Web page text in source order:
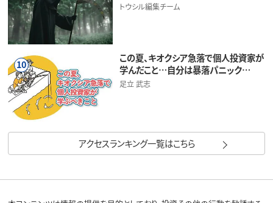
トウシル編集チーム
10
この夏、キオクシア急落で個人投資家が
学んだこと…自分は暴落パニック…
足立 武志
アクセスランキング一覧はこちら